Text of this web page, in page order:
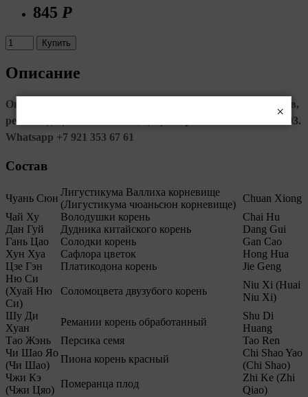
845 Р
Купить
Описание
Онлайн консультация - 2200 руб. Подбор фитопрепаратов,
рекомендации по питанию, цигун терапия. +7 812 467 39 93.
Whatsapp +7 921 353 67 61
Состав
Чуань Сюн
Лигустикума Валлиха корневище
(Лигустикума чюаньсюн корневище)
Chuan Xiong
Чай Ху
Володушки корень
Chai Hu
Дан Гуй
Дудника китайского корень
Dang Gui
Гань Цао
Солодки корень
Gan Cao
Хун Хуа
Сафлора цветок
Hong Hua
Цзе Гэн
Платикодона корень
Jie Geng
Ню Си
(Хуай Ню
Си)
Соломоцвета двузубого корень
Niu Xi (Huai
Niu Xi)
Шу Ди
Хуан
Ремании корень обработанный
Shu Di
Huang
Тао Жэнь
Персика семя
Tao Ren
Чи Шао Яо
(Чи Шао)
Пиона корень красный
Chi Shao Yao
(Chi Shao)
Чжи Кэ
(Чжи Цяо)
Померанца плод
Zhi Ke (Zhi
Qiao)
×